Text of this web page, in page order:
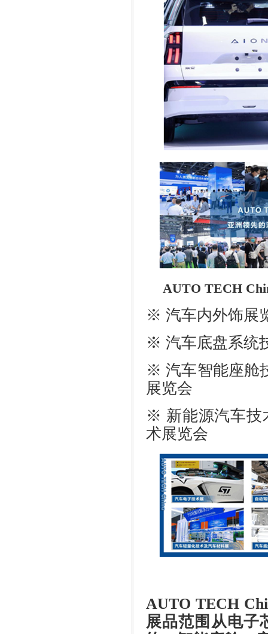
AUTO TECH
※ 汽车内外饰展
※ 汽车底盘系统
※ 汽车智能座舱
展览会
※ 新能源汽车技
术展览会
AUTO TECH
展品范围从电子